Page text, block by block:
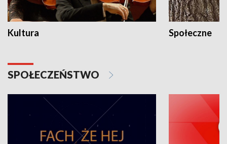
Kultura Społeczne
SPOŁECZEŃSTWO